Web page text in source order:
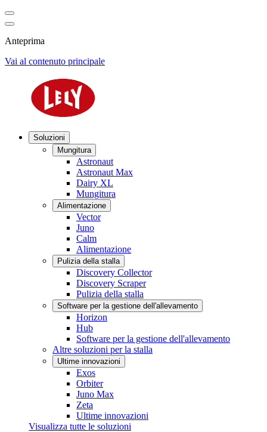
Anteprima
Vai al contenuto principale
Soluzioni
Mungitura
Astronaut
Astronaut Max
Dairy XL
Mungitura
Alimentazione
Vector
Juno
Calm
Alimentazione
Pulizia della stalla
Discovery Collector
Discovery Scraper
Pulizia della stalla
Software per la gestione dell'allevamento
Horizon
Hub
Software per la gestione dell'allevamento
Altre soluzioni per la stalla
Ultime innovazioni
Exos
Orbiter
Juno Max
Zeta
Ultime innovazioni
Visualizza tutte le soluzioni